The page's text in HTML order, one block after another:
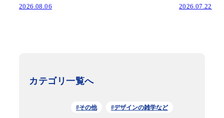
2026.08.06 2026.07.22
カテゴリ一覧へ
#その他 #デザインの雑学など